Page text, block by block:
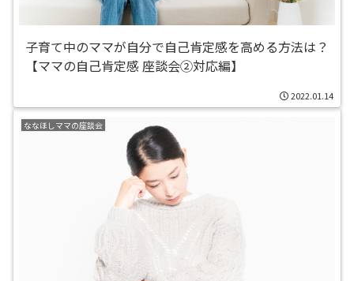
子育て中のママが自分で自己肯定感を高める方法は？
【ママの自己肯定感 座談会②対応編】
2022.01.14
ななほしママの座談会